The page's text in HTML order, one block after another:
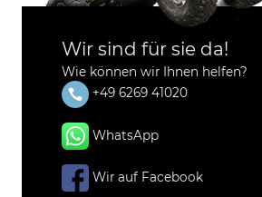
Wir sind für sie da!
Wie können wir Ihnen helfen?
+49 6269 41020
WhatsApp
Wir auf Facebook